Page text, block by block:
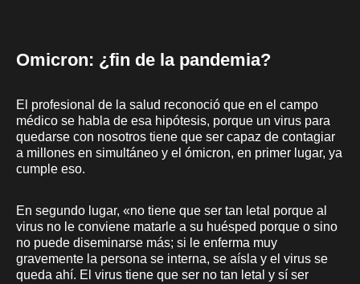
Omicron: ¿fin de la pandemia?
El profesional de la salud reconoció que en el campo
médico se habla de esa hipótesis, porque un virus para
quedarse con nosotros tiene que ser capaz de contagiar
a millones en simultáneo y el ómicron, en primer lugar, ya
cumple eso.
En segundo lugar, «no tiene que ser tan letal porque al
virus no le conviene matarle a su huésped porque o sino
no puede diseminarse más; si le enferma muy
gravemente la persona se interna, se aísla y el virus se
queda ahí. El virus tiene que ser no tan letal y sí ser